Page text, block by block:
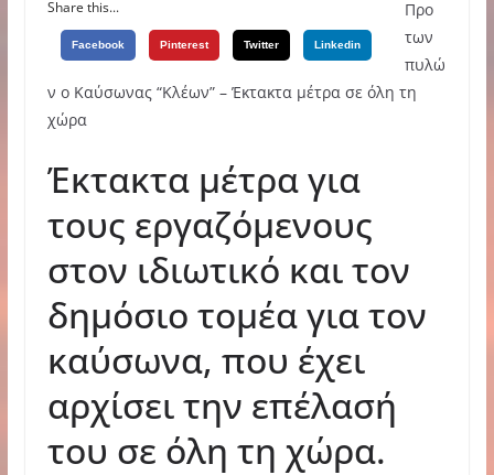
Share this...
Facebook Pinterest Twitter Linkedin
Προ
των
πυλώ
ν ο Καύσωνας “Κλέων” – Έκτακτα μέτρα σε όλη τη
χώρα
Έκτακτα μέτρα για
τους εργαζόμενους
στον ιδιωτικό και τον
δημόσιο τομέα για τον
καύσωνα, που έχει
αρχίσει την επέλασή
του σε όλη τη χώρα.